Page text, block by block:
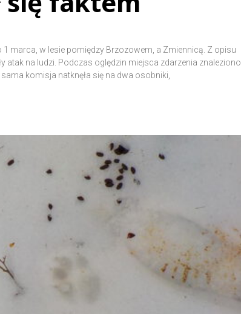
marca, w lesie pomiędzy Brzozowem, a Zmiennicą. Z opisu
atak na ludzi. Podczas oględzin miejsca zdarzenia znaleziono
komisja natknęła się na dwa osobniki,